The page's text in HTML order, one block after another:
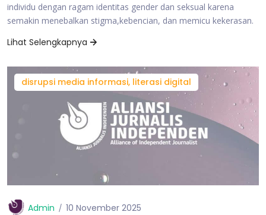
individu dengan ragam identitas gender dan seksual karena
semakin menebalkan stigma,kebencian, dan memicu kekerasan.
Lihat Selengkapnya
disrupsi media informasi, literasi digital
Admin 10 November 2025